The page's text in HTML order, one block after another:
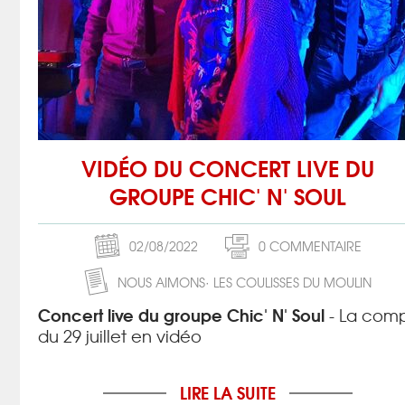
VIDÉO DU CONCERT LIVE DU
GROUPE CHIC' N' SOUL
02/08/2022
0 COMMENTAIRE
NOUS AIMONS LES COULISSES DU MOULIN
Concert live du groupe Chic' N' Soul- La
du 29 juillet en vidéo
LIRE LA SUITE